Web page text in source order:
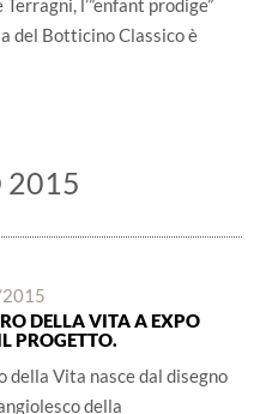
l’”enfant prodige”
del Botticino Classico è
2015
DELLA VITA A EXPO
PROGETTO.
della Vita nasce dal disegno
della